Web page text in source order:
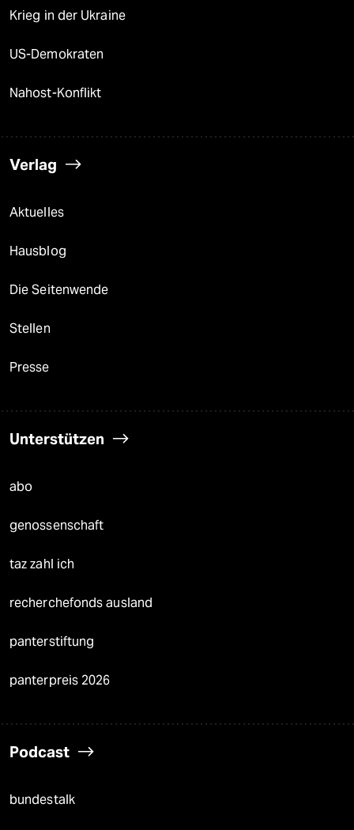
Krieg in der Ukraine
US-Demokraten
Nahost-Konflikt
Verlag
Aktuelles
Hausblog
Die Seitenwende
Stellen
Presse
Unterstützen
abo
genossenschaft
taz zahl ich
recherchefonds ausland
panterstiftung
panterpreis 2026
Podcast
bundestalk